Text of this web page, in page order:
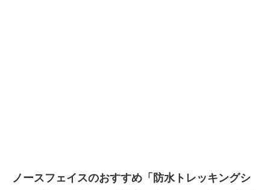
ノースフェイスのおすすめ「防水トレッキングシ